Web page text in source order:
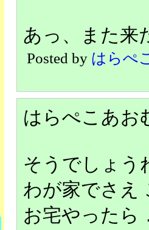
あっ、また来
Posted by はらぺ
はらぺこあお
そうでしょう
わが家でさえ
お宅やったら